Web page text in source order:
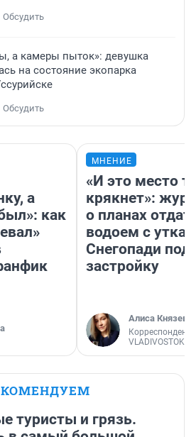
Обсудить
а камеры пыток»: девушка
на состояние экопарка
Обсудить
а
как
МНЕНИЕ
«И это место
крякнет»:
о планах
водоем с
Снегопади под
застройку
Алиса Князева
Корреспондент
туристы и грязь.